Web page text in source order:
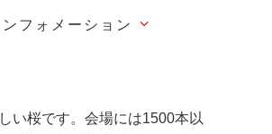
ンフォメーション
い桜です。会場には1500本以